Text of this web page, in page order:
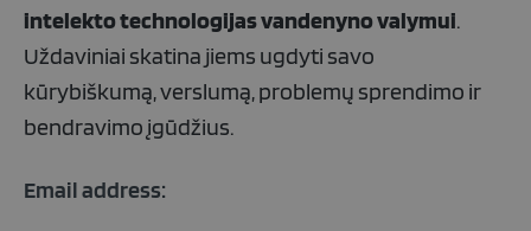
intelektotechnologijas vandenyno valymui.
Uždaviniai skatina jiems ugdyti savo
kūrybiškumą, verslumą, problemų sprendimo ir
bendravimo įgūdžius.
Email address: